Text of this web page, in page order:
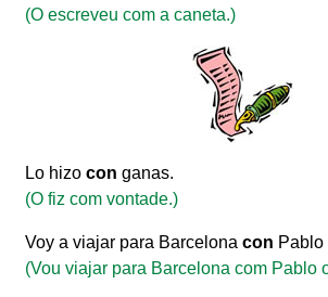
(O escreveu com a caneta.)
Lo hizocon ganas.
(O fiz com vontade.)
Voy a viajar para Barcelonacon Pablo
(Vou viajar para Barcelona com Pablo